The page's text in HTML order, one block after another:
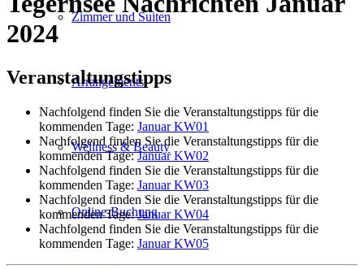
Zimmer und Suiten
Arrangements
Wellness & Beauty
Online-Buchung
2024
Veranstaltungstipps
Nachfolgend finden Sie die Veranstaltungstipps für die
kommenden Tage: Januar KW01
Nachfolgend finden Sie die Veranstaltungstipps für die
kommenden Tage:Januar KW02
Nachfolgend finden Sie die Veranstaltungstipps für die
kommenden Tage: Januar KW03
Nachfolgend finden Sie die Veranstaltungstipps für die
kommenden Tage:Januar KW04
Nachfolgend finden Sie die Veranstaltungstipps für die
kommenden Tage: Januar KW05